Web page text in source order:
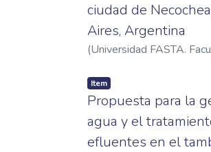
ciudad de
Aires, Argentina
(Universidad FASTA.
Item
Propuesta para la
agua y el
efluentes en el